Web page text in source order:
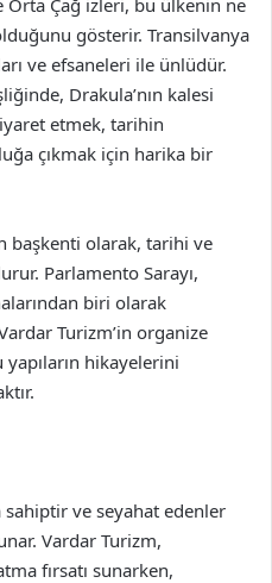
Orta Çağ izleri, bu ülkenin ne
gösterir. Transilvanya
ve efsaneleri ile ünlüdür.
Drakula’nın kalesi
etmek, tarihin
çıkmak için harika bir
başkenti olarak, tarihi ve
Parlamento Sarayı,
biri olarak
Turizm’in organize
hikayelerini
ve seyahat edenler
Vardar Turizm,
fırsatı sunarken,